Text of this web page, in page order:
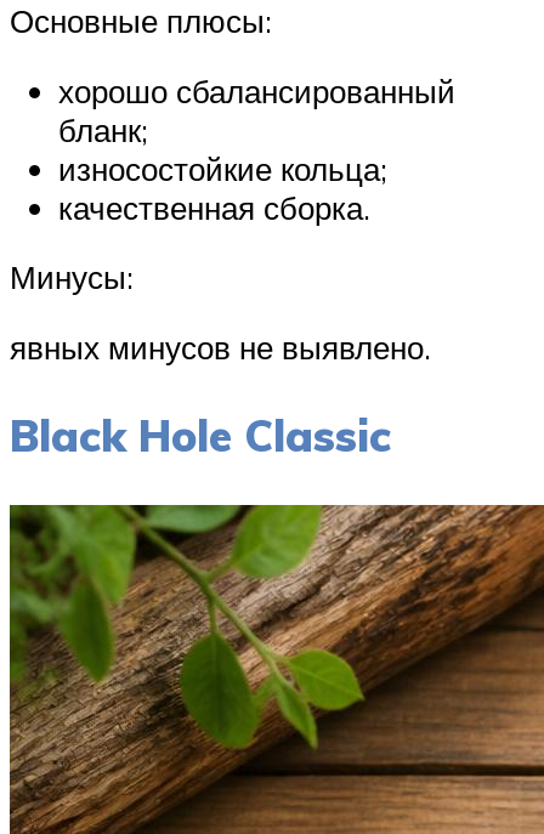
Основные плюсы:
хорошо сбалансированный
бланк;
износостойкие кольца;
качественная сборка.
Минусы:
явных минусов не выявлено.
Black Hole Classic